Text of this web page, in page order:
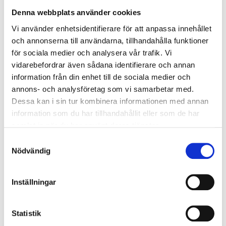
Denna webbplats använder cookies
Vi använder enhetsidentifierare för att anpassa innehållet
och annonserna till användarna, tillhandahålla funktioner
för sociala medier och analysera vår trafik. Vi
vidarebefordrar även sådana identifierare och annan
information från din enhet till de sociala medier och
annons- och analysföretag som vi samarbetar med.
Dessa kan i sin tur kombinera informationen med annan
information som du har tillhandahållit eller som de har
Nödvändig
Inställningar
Statistik
Överspänningsskydd CM
kV/kA:
2
Överspänningsskydd DM
kV/kA:
Ljusstyrning
Ljusstyrning:
Trådlös styrning Casambi
Sensor:
Utan sensor
Nödljus
Armaturen är försedd med inbyggd drivare och
inkopplingen görs enkelt på bottenplattan. Två